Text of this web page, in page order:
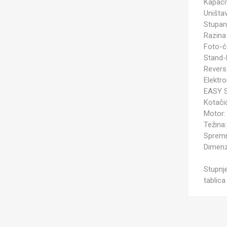
Foto-
EASY
Motor:
tablica